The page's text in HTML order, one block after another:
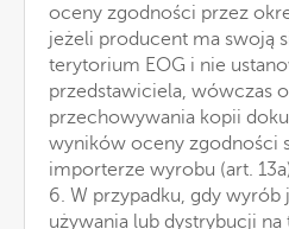
oceny zgodności przez
jeżeli producent ma swoją
terytorium EOG i nie
przedstawiciela, wówczas
przechowywania kopii
wyników oceny zgodności
importerze wyrobu (art.
6. W przypadku, gdy
używania lub dystrybucji